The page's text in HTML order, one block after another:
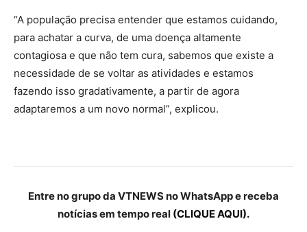
“A população precisa entender que estamos cuidando,
para achatar a curva, de uma doença altamente
contagiosa e que não tem cura, sabemos que existe a
necessidade de se voltar as atividades e estamos
fazendo isso gradativamente, a partir de agora
adaptaremos a um novo normal”, explicou.
Entre no grupo da VTNEWS no WhatsApp e receba
notícias em tempo real (CLIQUE AQUI).